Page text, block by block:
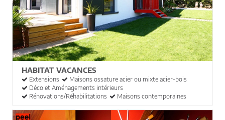
HABITAT VACANCES
Extensions
Maisons ossature acier ou mixte acier-bois
Déco et Aménagements intérieurs
Rénovations/Réhabilitations
Maisons contemporaines